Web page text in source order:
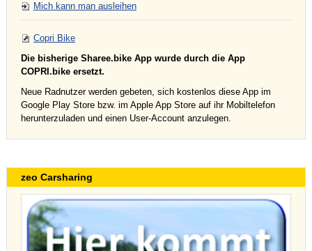
Mich kann man ausleihen
Copri Bike
Die bisherige Sharee.bike App wurde durch die App
COPRI.bike ersetzt.
Neue Radnutzer werden gebeten, sich kostenlos diese App im
Google Play Store bzw. im Apple App Store auf ihr Mobiltelefon
herunterzuladen und einen User-Account anzulegen.
zeo Carsharing